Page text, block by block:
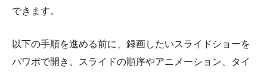
できます。
以下の手順を進める前に、録画したいスライドショーを
パワポで開き、スライドの順序やアニメーション、タイ